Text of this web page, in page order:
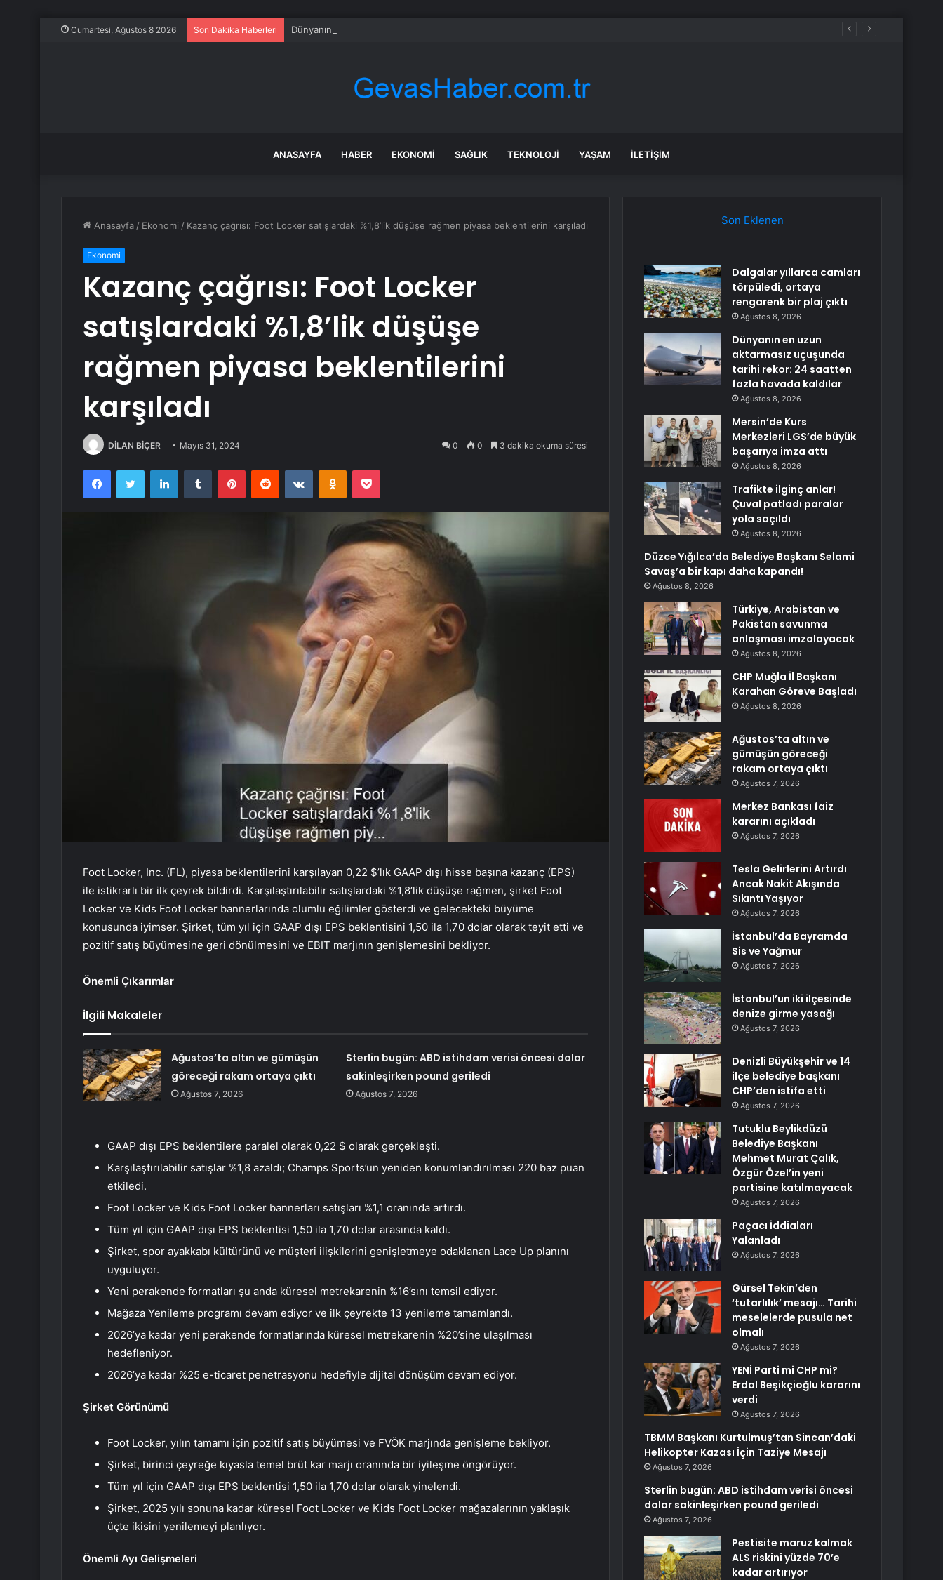
Cumartesi, Ağustos 8 2026 Son Dakika Haberleri Dünyanın en uzun aktarmasız uçuşunda tarihi rekor: 24 saatten fazla havada kaldılar
ANASAYFA HABER EKONOMI SAĞLIK TEKNOLOJI YAŞAM İLETIŞIM
Anasayfa / Ekonomi / Kazanç çağrısı: Foot Locker satışlardaki %1,8’lik düşüşe rağmen piyasa beklentilerini karşıladı
Ekonomi
Kazanç çağrısı: Foot Locker
satışlardaki %1,8’lik düşüşe
rağmen piyasa beklentilerini
karşıladı
DİLAN BİÇER Mayıs 31, 2024 0 0 3 dakika okuma süresi
FacebookTwitter LinkedInTumblr PinterestReddit VKontakteOdnoklassniki
Pocket
Foot Locker, Inc. (FL), piyasa beklentilerini karşılayan 0,22 $’lık GAAP dışı hisse başına kazanç (EPS)
ile istikrarlı bir ilk çeyrek bildirdi. Karşılaştırılabilir satışlardaki %1,8’lik düşüşe rağmen, şirket Foot
Locker ve Kids Foot Locker bannerlarında olumlu eğilimler gösterdi ve gelecekteki büyüme
konusunda iyimser. Şirket, tüm yıl için GAAP dışı EPS beklentisini 1,50 ila 1,70 dolar olarak teyit etti ve
pozitif satış büyümesine geri dönülmesini ve EBIT marjının genişlemesini bekliyor.
Önemli Çıkarımlar
İlgili Makaleler
Ağustos’ta altın ve gümüşün
göreceği rakam ortaya çıktı
Ağustos 7, 2026
Sterlin bugün: ABD istihdam verisi öncesi dolar
sakinleşirken pound geriledi
Ağustos 7, 2026
GAAP dışı EPS beklentilere paralel olarak 0,22 $ olarak gerçekleşti.
Karşılaştırılabilir satışlar %1,8 azaldı; Champs Sports’un yeniden konumlandırılması 220 baz puan
etkiledi.
Foot Locker ve Kids Foot Locker bannerları satışları %1,1 oranında artırdı.
Tüm yıl için GAAP dışı EPS beklentisi 1,50 ila 1,70 dolar arasında kaldı.
Şirket, spor ayakkabı kültürünü ve müşteri ilişkilerini genişletmeye odaklanan Lace Up planını
uyguluyor.
Yeni perakende formatları şu anda küresel metrekarenin %16’sını temsil ediyor.
Mağaza Yenileme programı devam ediyor ve ilk çeyrekte 13 yenileme tamamlandı.
2026’ya kadar yeni perakende formatlarında küresel metrekarenin %20’sine ulaşılması
hedefleniyor.
2026’ya kadar %25 e-ticaret penetrasyonu hedefiyle dijital dönüşüm devam ediyor.
Şirket Görünümü
Foot Locker, yılın tamamı için pozitif satış büyümesi ve FVÖK marjında genişleme bekliyor.
Şirket, birinci çeyreğe kıyasla temel brüt kar marjı oranında bir iyileşme öngörüyor.
Tüm yıl için GAAP dışı EPS beklentisi 1,50 ila 1,70 dolar olarak yinelendi.
Şirket, 2025 yılı sonuna kadar küresel Foot Locker ve Kids Foot Locker mağazalarının yaklaşık
üçte ikisini yenilemeyi planlıyor.
Önemli Ayı Gelişmeleri
Son Eklenen
Dalgalar yıllarca camları
törpüledi, ortaya
rengarenk bir plaj çıktı
Ağustos 8, 2026
Dünyanın en uzun
aktarmasız uçuşunda
tarihi rekor: 24 saatten
fazla havada kaldılar
Ağustos 8, 2026
Mersin’de Kurs
Merkezleri LGS’de büyük
başarıya imza attı
Ağustos 8, 2026
Trafikte ilginç anlar!
Çuval patladı paralar
yola saçıldı
Ağustos 8, 2026
Düzce Yığılca’da Belediye Başkanı Selami
Savaş’a bir kapı daha kapandı!
Ağustos 8, 2026
Türkiye, Arabistan ve
Pakistan savunma
anlaşması imzalayacak
Ağustos 8, 2026
CHP Muğla İl Başkanı
Karahan Göreve Başladı
Ağustos 8, 2026
Ağustos’ta altın ve
gümüşün göreceği
rakam ortaya çıktı
Ağustos 7, 2026
Merkez Bankası faiz
kararını açıkladı
Ağustos 7, 2026
Tesla Gelirlerini Artırdı
Ancak Nakit Akışında
Sıkıntı Yaşıyor
Ağustos 7, 2026
İstanbul’da Bayramda
Sis ve Yağmur
Ağustos 7, 2026
İstanbul’un iki ilçesinde
denize girme yasağı
Ağustos 7, 2026
Denizli Büyükşehir ve 14
ilçe belediye başkanı
CHP’den istifa etti
Ağustos 7, 2026
Tutuklu Beylikdüzü
Belediye Başkanı
Mehmet Murat Çalık,
Özgür Özel’in yeni
partisine katılmayacak
Ağustos 7, 2026
Paçacı İddiaları
Yalanladı
Ağustos 7, 2026
Gürsel Tekin’den
‘tutarlılık’ mesajı… Tarihi
meselelerde pusula net
olmalı
Ağustos 7, 2026
YENİ Parti mi CHP mi?
Erdal Beşikçioğlu kararını
verdi
Ağustos 7, 2026
TBMM Başkanı Kurtulmuş’tan Sincan’daki
Helikopter Kazası İçin Taziye Mesajı
Ağustos 7, 2026
Sterlin bugün: ABD istihdam verisi öncesi
dolar sakinleşirken pound geriledi
Ağustos 7, 2026
Pestisite maruz kalmak
ALS riskini yüzde 70’e
kadar artırıyor